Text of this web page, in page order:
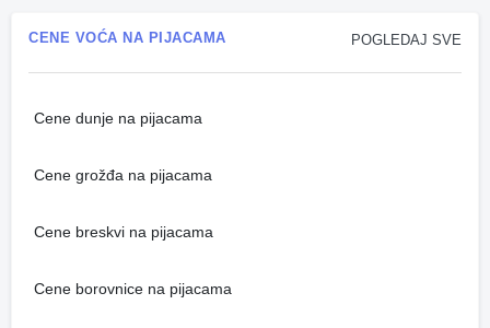
POGLEDAJ SVE
CENE VOĆA NA PIJACAMA
Cene dunje na pijacama
Cene grožđa na pijacama
Cene breskvi na pijacama
Cene borovnice na pijacama